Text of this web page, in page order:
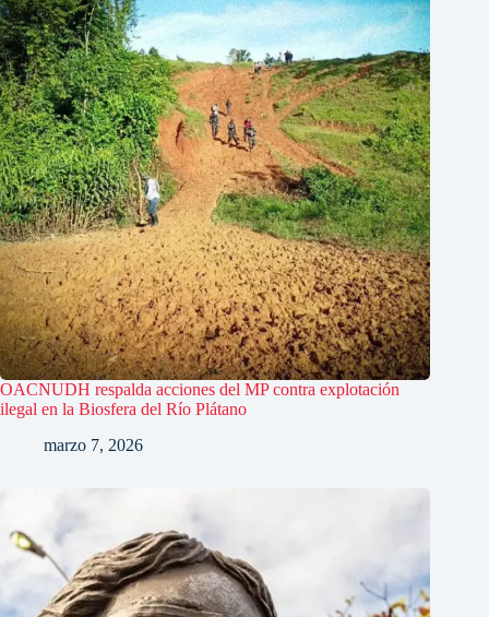
OACNUDH respalda acciones del MP contra explotación
ilegal en la Biosfera del Río Plátano
marzo 7, 2026